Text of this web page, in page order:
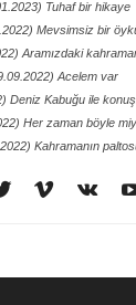
Tuhaf bir hikaye
Mevsimsiz bir
Aramızdaki
Acelem var
Deniz Kabuğu ile
Her zaman böyle
Kahramanın